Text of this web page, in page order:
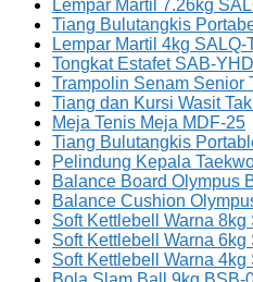
Lempar Martil 7.26kg
Tiang Bulutangkis
Lempar Martil 4kg SALQ-
Tongkat Estafet SAB-
Trampolin Senam Senior
Tiang dan Kursi Wasit
Meja Tenis Meja MDF-25
Tiang Bulutangkis
Pelindung Kepala
Balance Board Olympus
Balance Cushion
Soft Kettlebell Warna 8kg
Soft Kettlebell Warna 6kg
Soft Kettlebell Warna 4kg